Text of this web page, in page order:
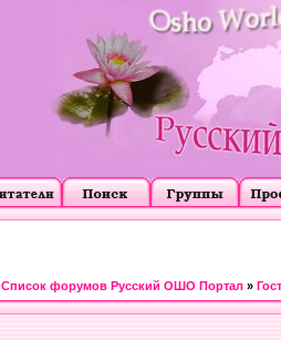
Список форумов Русский ОШО Портал »